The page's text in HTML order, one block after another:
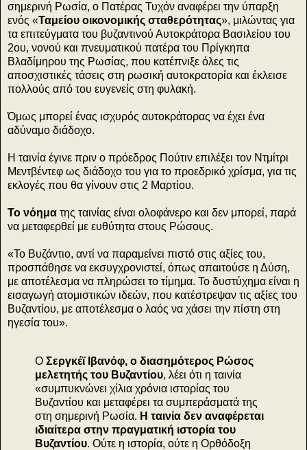
σημερινή Ρωσία, ο Πατέρας Τυχόν αναφέρει την ύπαρξη
ενός «Ταμείου οικονομικής σταθερότητας», μιλώντας για
τα επιτεύγματα του βυζαντινού Αυτοκράτορα Βασιλείου του
2ου, νονού και πνευματικού πατέρα του Πρίγκηπα
Βλαδίμηρου της Ρωσίας, που κατέπνιξε όλες τις
αποσχιστικές τάσεις στη ρωσική αυτοκρατορία και έκλεισε
πολλούς από του ευγενείς στη φυλακή.
Όμως μπορεί ένας ισχυρός αυτοκράτορας να έχει ένα
αδύναμο διάδοχο.
Η ταινία έγινε πριν ο πρόεδρος Πούτιν επιλέξει τον Ντμίτρι
Μεντβέντεφ ως διάδοχο του για το προεδρικό χρίσμα, για τις
εκλογές που θα γίνουν στις 2 Μαρτίου.
Το νόημα της ταινίας είναι ολοφάνερο και δεν μπορεί, παρά
να μεταφερθεί με ευθύτητα στους Ρώσους.
«Το Βυζάντιο, αντί να παραμείνει πιστό στις αξίες του,
προσπάθησε να εκσυγχρονιστεί, όπως απαιτούσε η Δύση,
με αποτέλεσμα να πληρώσει το τίμημα. To δυστύχημα είναι η
εισαγωγή ατομιστικών ιδεών, που κατέστρεψαν τις αξίες του
Βυζαντίου, με αποτέλεσμα ο λαός να χάσει την πίστη στη
ηγεσία του».
O Σεργκέϊ Ιβανόφ, ο διασημότερος Ρώσος
μελετητής του Βυζαντίου, λέει ότι η ταινία
«συμπυκνώνει χίλια χρόνια ιστορίας του
Βυζαντίου και μεταφέρει τα συμπεράσματά της
στη σημερινή Ρωσία. Η ταινία δεν αναφέρεται
ιδιαίτερα στην πραγματική ιστορία του
Βυζαντίου. Ούτε η ιστορία, ούτε η Ορθόδοξη